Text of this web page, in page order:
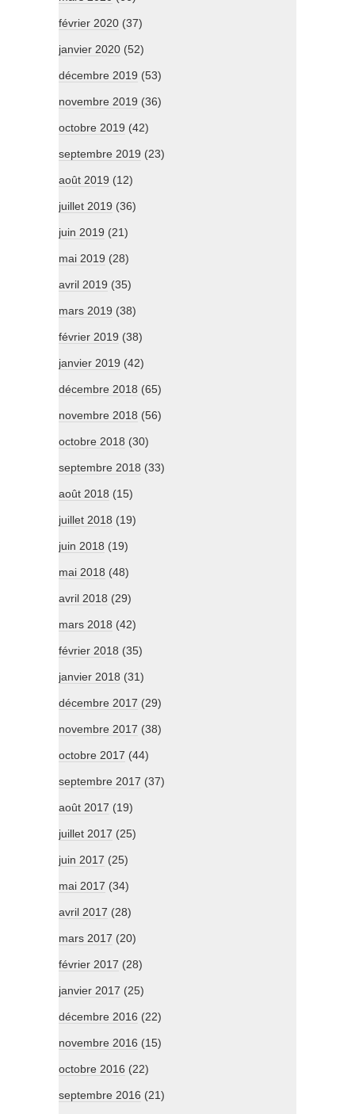
février 2020 (37)
janvier 2020 (52)
décembre 2019 (53)
novembre 2019 (36)
octobre 2019 (42)
septembre 2019 (23)
août 2019 (12)
juillet 2019 (36)
juin 2019 (21)
mai 2019 (28)
avril 2019 (35)
mars 2019 (38)
février 2019 (38)
janvier 2019 (42)
décembre 2018 (65)
novembre 2018 (56)
octobre 2018 (30)
septembre 2018 (33)
août 2018 (15)
juillet 2018 (19)
juin 2018 (19)
mai 2018 (48)
avril 2018 (29)
mars 2018 (42)
février 2018 (35)
janvier 2018 (31)
décembre 2017 (29)
novembre 2017 (38)
octobre 2017 (44)
septembre 2017 (37)
août 2017 (19)
juillet 2017 (25)
juin 2017 (25)
mai 2017 (34)
avril 2017 (28)
mars 2017 (20)
février 2017 (28)
janvier 2017 (25)
décembre 2016 (22)
novembre 2016 (15)
octobre 2016 (22)
septembre 2016 (21)